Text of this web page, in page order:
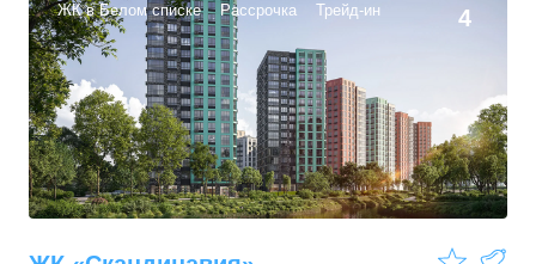
2-комн. кв.
50,6–60,29
3-комн. кв. от16 491 230 ₽
74,3–94,8м² 22 предложения
ЖК в Белом списке Рассрочка Трейд-ин 4